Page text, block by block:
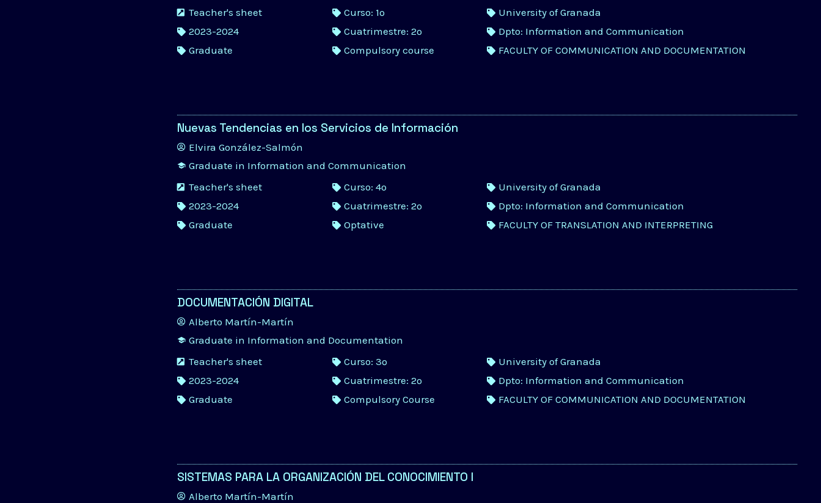
Teacher's sheet
2023-2024
Graduate
Curso: 1º
Cuatrimestre: 2º
Compulsory course
University of Granada
Dpto: Information and Communication
FACULTY OF COMMUNICATION AND DOCUMENTATION
Nuevas Tendencias en los Servicios de Información
Elvira González-Salmón
Graduate in Information and Communication
Teacher's sheet
2023-2024
Graduate
Curso: 4º
Cuatrimestre: 2º
Optative
University of Granada
Dpto: Information and Communication
FACULTY OF TRANSLATION AND INTERPRETING
DOCUMENTACIÓN DIGITAL
Alberto Martín-Martín
Graduate in Information and Documentation
Teacher's sheet
2023-2024
Graduate
Curso: 3º
Cuatrimestre: 2º
Compulsory Course
University of Granada
Dpto: Information and Communication
FACULTY OF COMMUNICATION AND DOCUMENTATION
SISTEMAS PARA LA ORGANIZACIÓN DEL CONOCIMIENTO I
Alberto Martín-Martín